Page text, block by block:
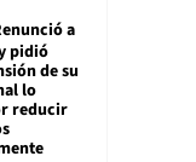
a
pidió
de su
lo
reducir